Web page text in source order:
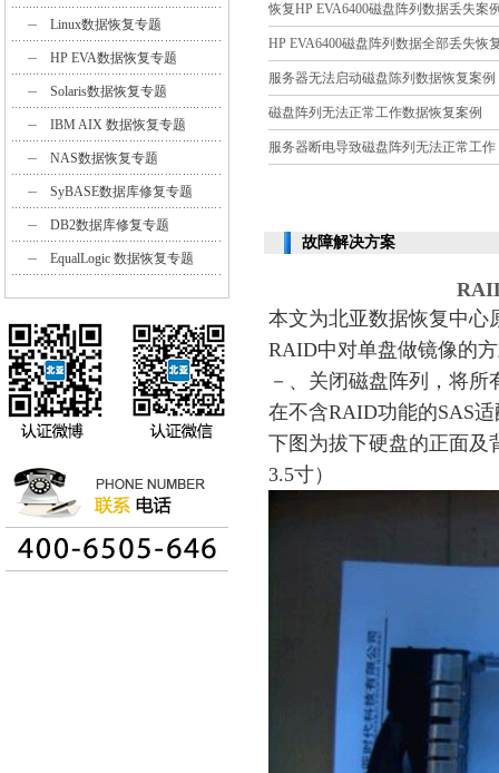
Linux数据恢复专题
HP EVA数据恢复专题
Solaris数据恢复专题
IBM AIX 数据恢复专题
NAS数据恢复专题
SyBASE数据库修复专题
DB2数据库修复专题
EqualLogic 数据恢复专题
恢复HP EVA6400磁盘阵列数据丢失案
HP EVA6400磁盘阵列数据全部丢失恢
服务器无法启动磁盘陈列数据恢复案例
磁盘阵列无法正常工作数据恢复案例
服务器断电导致磁盘阵列无法正常工作
故障解决方案
本文为北亚数据恢复中心
RAID中对单盘做镜像的
－、关闭磁盘阵列，将
在不含RAID功能的SAS
下图为拔下硬盘的正面及
3.5寸）